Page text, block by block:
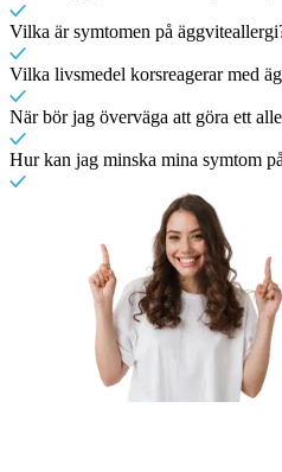
Vilka är symtomen på
Vilka livsmedel korsreagerar med
När bör jag överväga att göra ett
Hur kan jag minska mina symtom